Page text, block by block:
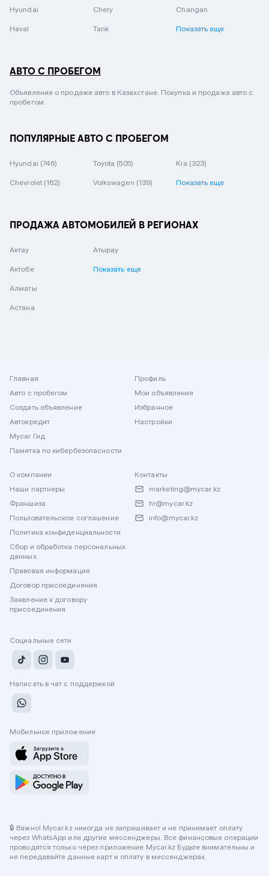
Hyundai Chery Changan
Haval Tank Показать еще
АВТО С ПРОБЕГОМ
Объявления о продаже авто в Казахстане. Покупка и продажа авто с
пробегом.
ПОПУЛЯРНЫЕ АВТО С ПРОБЕГОМ
Hyundai (746) Toyota (505) Kia (323)
Chevrolet (162) Volkswagen (139) Показать еще
ПРОДАЖА АВТОМОБИЛЕЙ В РЕГИОНАХ
Актау
Актобе
Алматы
Астана
Атырау
Показать еще
Главная
Авто с пробегом
Создать объявление
Автокредит
Mycar Гид
Памятка по кибербезопасности
Профиль
Мои объявления
Избранное
Настройки
О компании
Наши партнеры
Франшиза
Пользовательское соглашение
Политика конфиденциальности
Сбор и обработка персональных
данных
Правовая информация
Договор присоединения
Заявление к договору
присоединения
Контакты
marketing@mycar.kz
hr@mycar.kz
info@mycar.kz
Социальные сети
Написать в чат с поддержкой
Мобильное приложение
🔒 Важно! Mycar.kz никогда не запрашивает и не принимает оплату
через WhatsApp или другие мессенджеры. Все финансовые операции
проводятся только через приложение Mycar.kz Будьте внимательны и
не передавайте данные карт и оплату в мессенджерах.